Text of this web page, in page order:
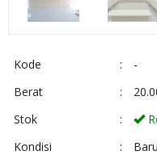
Kode :
-
Berat
:
Stok
:
Kondisi
:
Baru